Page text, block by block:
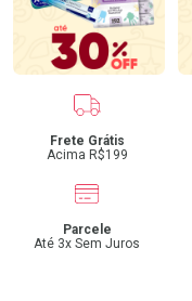
Benefícios
Frete Grátis
Acima R$199
Parcele
Até 3x Sem Juros